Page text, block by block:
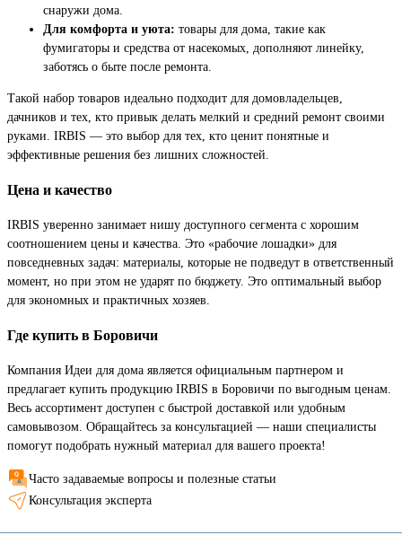
снаружи дома.
Для комфорта и уюта: товары для дома, такие как
фумигаторы и средства от насекомых, дополняют линейку,
заботясь о быте после ремонта.
Такой набор товаров идеально подходит для домовладельцев,
дачников и тех, кто привык делать мелкий и средний ремонт своими
руками. IRBIS — это выбор для тех, кто ценит понятные и
эффективные решения без лишних сложностей.
Цена и качество
IRBIS уверенно занимает нишу доступного сегмента с хорошим
соотношением цены и качества. Это «рабочие лошадки» для
повседневных задач: материалы, которые не подведут в ответственный
момент, но при этом не ударят по бюджету. Это оптимальный выбор
для экономных и практичных хозяев.
Где купить в Боровичи
Компания Идеи для дома является официальным партнером и
предлагает купить продукцию IRBIS в Боровичи по выгодным ценам.
Весь ассортимент доступен с быстрой доставкой или удобным
самовывозом. Обращайтесь за консультацией — наши специалисты
помогут подобрать нужный материал для вашего проекта!
Часто задаваемые вопросы и полезные статьи
Консультация эксперта